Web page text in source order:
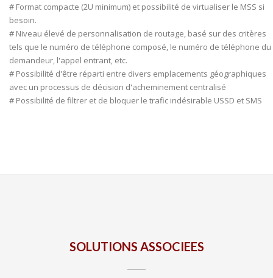
# Format compacte (2U minimum) et possibilité de virtualiser le MSS si
besoin.
# Niveau élevé de personnalisation de routage, basé sur des critères
tels que le numéro de téléphone composé, le numéro de téléphone du
demandeur, l'appel entrant, etc.
# Possibilité d'être réparti entre divers emplacements géographiques
avec un processus de décision d'acheminement centralisé
# Possibilité de filtrer et de bloquer le trafic indésirable USSD et SMS
SOLUTIONS ASSOCIEES